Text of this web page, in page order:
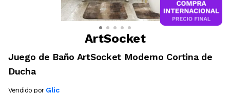
ArtSocket
Juego de Baño ArtSocket Moderno Cortina de
Ducha
Vendido por Glic